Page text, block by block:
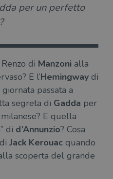
per un perfetto
di Manzoni alla
E l’Hemingway di
passata a
segreta di Gadda per
E quella
di d’Annunzio? Cosa
Jack Kerouac quando
scoperta del grande